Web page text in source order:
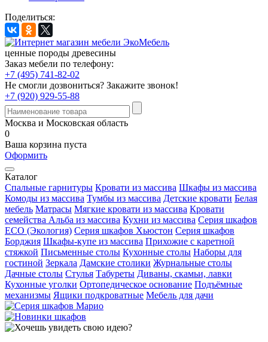
Поделиться:
ценные породы древесины
Заказ мебели по телефону:
+7 (495) 741-82-02
Не смогли дозвониться? Закажите звонок!
+7 (920) 929-55-88
Москва и Московская область
0
Ваша корзина пуста
Оформить
Каталог
Спальные гарнитуры Кровати из массива Шкафы из массива
Комоды из массива Тумбы из массива Детские кровати Белая
мебель Матрасы Мягкие кровати из массива Кровати
семейства Альба из массива Кухни из массива Серия шкафов
ECO (Экология) Серия шкафов Хьюстон Серия шкафов
Борджия Шкафы-купе из массива Прихожие с каретной
стяжкой Письменные столы Кухонные столы Наборы для
гостиной Зеркала Дамские столики Журнальные столы
Дачные столы Стулья Табуреты Диваны, скамьи, лавки
Кухонные уголки Ортопедическое основание Подъёмные
механизмы Ящики подкроватные Мебель для дачи